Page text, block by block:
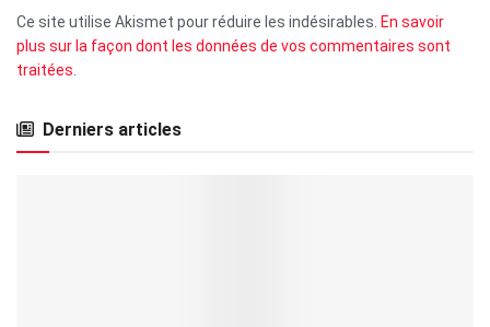
Ce site utilise Akismet pour réduire les indésirables. En savoir
plus sur la façon dont les données de vos commentaires sont
traitées.
Derniers articles